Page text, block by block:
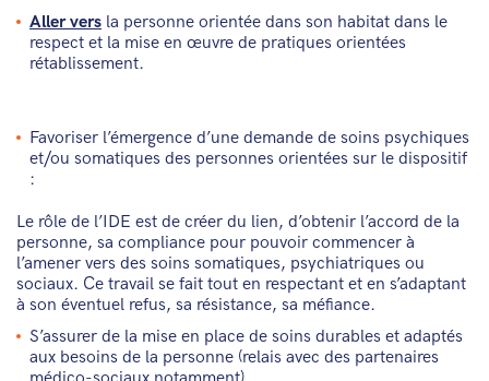
Aller vers la personne orientée dans son habitat dans le
respect et la mise en œuvre de pratiques orientées
rétablissement.
Favoriser l’émergence d’une demande de soins psychiques
et/ou somatiques des personnes orientées sur le dispositif
:
Le rôle de l’IDE est de créer du lien, d’obtenir l’accord de la
personne, sa compliance pour pouvoir commencer à
l’amener vers des soins somatiques, psychiatriques ou
sociaux. Ce travail se fait tout en respectant et en s’adaptant
à son éventuel refus, sa résistance, sa méfiance.
S’assurer de la mise en place de soins durables et adaptés
aux besoins de la personne (relais avec des partenaires